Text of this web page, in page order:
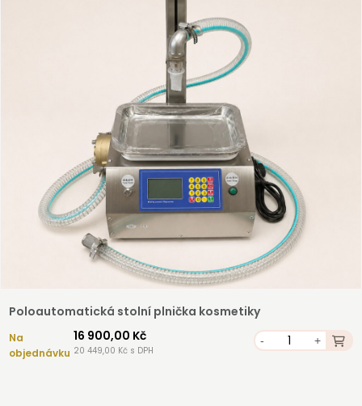
Poloautomatická stolní plnička kosmetiky
Na
objednávku
16 900,00 Kč
20 449,00 Kč s DPH
- +